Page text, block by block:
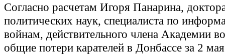
Согласно расчетам Игоря Панарина,
политических наук, специалиста по
войнам, действительного члена Академии
общие потери карателей в Донбассе за 2